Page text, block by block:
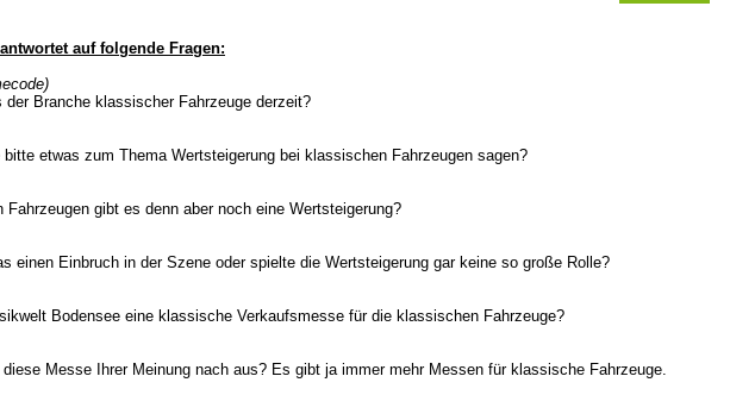
auf folgende Fragen:
der Branche klassischer Fahrzeuge derzeit?
etwas zum Thema Wertsteigerung bei klassischen Fahrzeugen sagen?
Fahrzeugen gibt es denn aber noch eine Wertsteigerung?
einen Einbruch in der Szene oder spielte die Wertsteigerung gar keine so große Rolle?
Bodensee eine klassische Verkaufsmesse für die klassischen Fahrzeuge?
Messe Ihrer Meinung nach aus? Es gibt ja immer mehr Messen für klassische Fahrzeuge.